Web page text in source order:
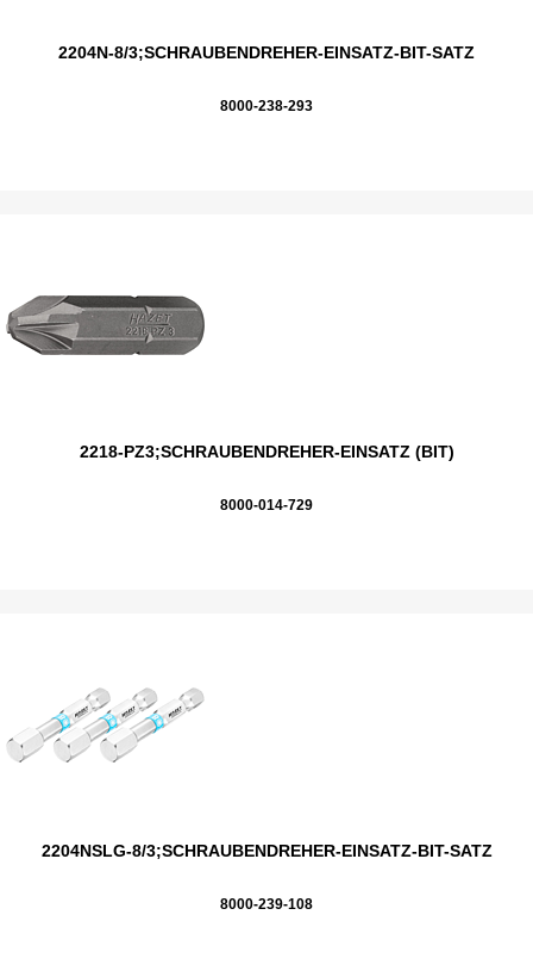
2204N-8/3;SCHRAUBENDREHER-EINSATZ-BIT-SATZ
8000-238-293
2218-PZ3;SCHRAUBENDREHER-EINSATZ (BIT)
8000-014-729
2204NSLG-8/3;SCHRAUBENDREHER-EINSATZ-BIT-SATZ
8000-239-108